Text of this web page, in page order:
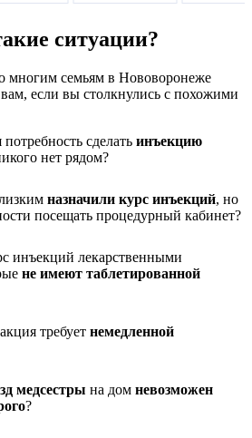
ситуации?
многим семьям в Нововоронеже
если вы столкнулись с похожими
сделать инъекцию
нет рядом?
назначили курс инъекций, но
посещать процедурный кабинет?
инъекций лекарственными
не имеют таблетированной
требует немедленной
медсестры на дом невозможен
?